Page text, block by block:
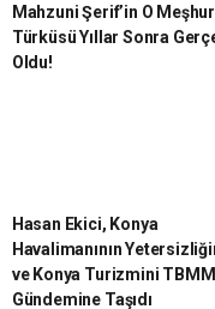
Mahzuni Şerif’in O Meşhur
Türküsü Yıllar Sonra
Oldu!
Hasan Ekici, Konya
Havalimanının
ve Konya Turizmini TBMM
Gündemine Taşıdı